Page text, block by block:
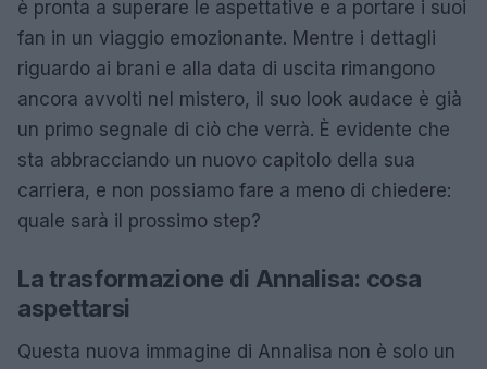
è pronta a superare le aspettative e a portare i suoi
fan in un viaggio emozionante. Mentre i dettagli
riguardo ai brani e alla data di uscita rimangono
ancora avvolti nel mistero, il suo look audace è già
un primo segnale di ciò che verrà. È evidente che
sta abbracciando un nuovo capitolo della sua
carriera, e non possiamo fare a meno di chiedere:
quale sarà il prossimo step?
La trasformazione di Annalisa: cosa
aspettarsi
Questa nuova immagine di Annalisa non è solo un